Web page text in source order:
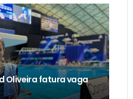
Oliveira fatura vaga